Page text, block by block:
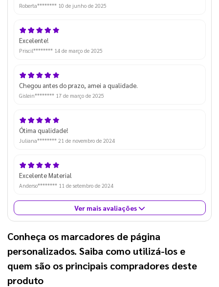
Roberta******** 10 de junho de 2025
Excelente!
Priscil******** 14 de março de 2025
Chegou antes do prazo, amei a qualidade.
Gislein******** 17 de março de 2025
Ótima qualidade!
Juliana******** 21 de novembro de 2024
Excelente Material
Anderso******** 11 de setembro de 2024
Ver mais avaliações
Conheça os marcadores de página
personalizados. Saiba como utilizá-los e
quem são os principais compradores deste
produto